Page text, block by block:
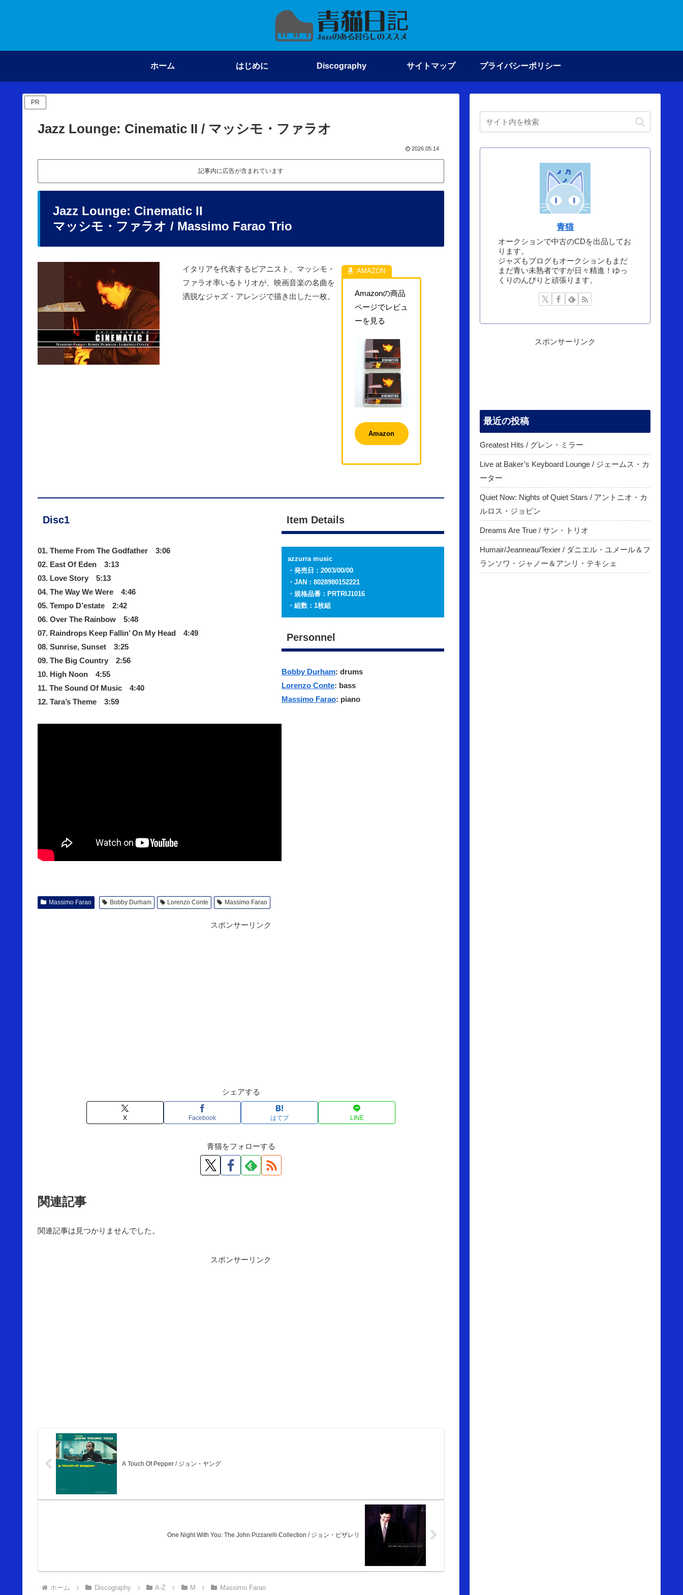
ホーム はじめに Discography サイトマップ プライバシーポリシー
PR
Jazz Lounge: Cinematic II / マッシモ・ファラオ
2026.05.14
記事内に広告が含まれています
Jazz Lounge: Cinematic II
マッシモ・ファラオ / Massimo Farao Trio
イタリアを代表するピアニスト、マッシモ・
ファラオ率いるトリオが、映画音楽の名曲を
洒脱なジャズ・アレンジで描き出した一枚。
Amazonの商品
ページでレビュ
ーを見る
Amazon
Disc1
01. Theme From The Godfather 3:06
02. East Of Eden 3:13
03. Love Story 5:13
04. The Way We Were 4:46
05. Tempo D’estate 2:42
06. Over The Rainbow 5:48
07. Raindrops Keep Fallin’ On My Head 4:49
08. Sunrise, Sunset 3:25
09. The Big Country 2:56
10. High Noon 4:55
11. The Sound Of Music 4:40
12. Tara’s Theme 3:59
Item Details
azzurra music
・発売日： 2003/00/00
・JAN：8028980152221
・規格品番：PRTRIJ1016
・組数：1枚組
Personnel
Bobby Durham: drums
Lorenzo Conte: bass
Massimo Farao: piano
Massimo Farao Bobby Durham Lorenzo Conte Massimo Farao
スポンサーリンク
シェアする
X Facebook はてブ LINE
青猫をフォローする
関連記事
関連記事は見つかりませんでした。
スポンサーリンク
A Touch Of Pepper / ジョン・ヤング
One Night With You: The John Pizzarelli Collection / ジョン・ピザレリ
ホーム Discography A-Z M Massimo Farao
青猫
オークションで中古のCDを出品してお
ります。
ジャズもブログもオークションもまだ
まだ青い未熟者ですが日々精進！ゆっ
くりのんびりと頑張ります。
スポンサーリンク
最近の投稿
Greatest Hits / グレン・ミラー
Live at Baker’s Keyboard Lounge / ジェームス・カ
ーター
Quiet Now: Nights of Quiet Stars / アントニオ・カ
ルロス・ジョビン
Dreams Are True / サン・トリオ
Humair/Jeanneau/Texier / ダニエル・ユメール＆フ
ランソワ・ジャノー＆アンリ・テキシェ